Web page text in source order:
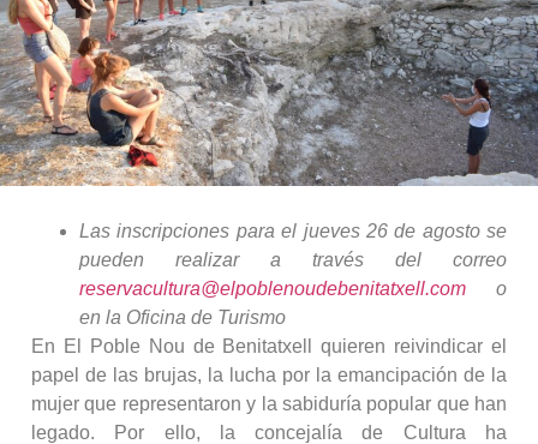
Las inscripciones para el jueves 26 de agosto se
pueden realizar a través del correo
reservacultura@elpoblenoudebenitatxell.com o
en la Oficina de Turismo
En El Poble Nou de Benitatxell quieren reivindicar el
papel de las brujas, la lucha por la emancipación de la
mujer que representaron y la sabiduría popular que han
legado. Por ello, la concejalía de Cultura ha